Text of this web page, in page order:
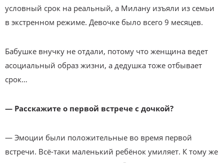
условный срок на реальный, а Милану изъяли из семьи
в экстренном режиме. Девочке было всего 9 месяцев.
Бабушке внучку не отдали, потому что женщина ведет
асоциальный образ жизни, а дедушка тоже отбывает
срок…
— Расскажите о первой встрече с дочкой?
— Эмоции были положительные во время первой
встречи. Всё-таки маленький ребёнок умиляет. К тому же